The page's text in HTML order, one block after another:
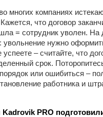
многих компаниях
что договор
= сотрудник уволен. На
увольнение нужно
– считайте, что
срок.
или ошибиться –
работника и
PRO